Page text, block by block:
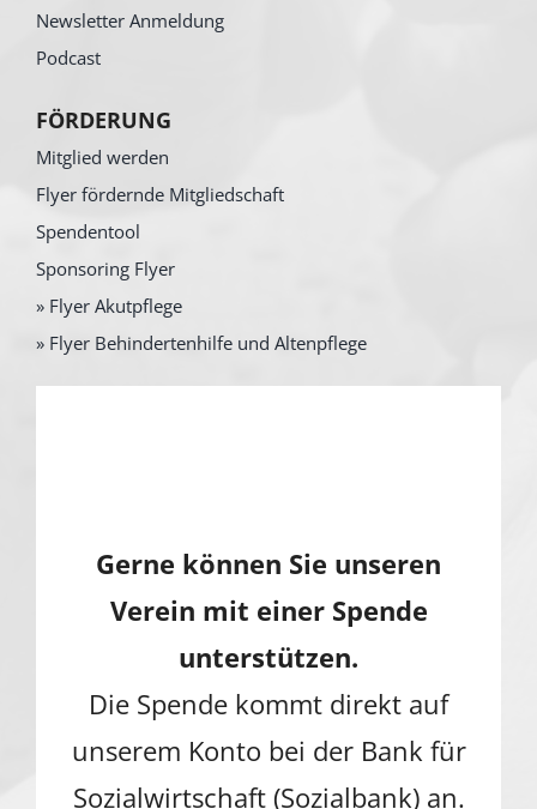
Newsletter Anmeldung
Podcast
FÖRDERUNG
Mitglied werden
Flyer fördernde Mitgliedschaft
Spendentool
Sponsoring Flyer
» Flyer Akutpflege
» Flyer Behindertenhilfe und Altenpflege
Gerne können Sie unseren
Verein mit einer Spende
unterstützen.
Die Spende kommt direkt auf
unserem Konto bei der Bank für
Sozialwirtschaft (Sozialbank) an.